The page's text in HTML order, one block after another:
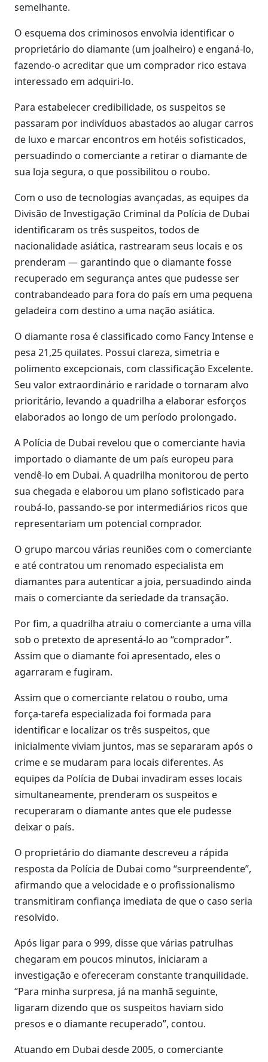
semelhante.
O esquema dos criminosos envolvia identificar o
proprietário do diamante (um joalheiro) e enganá-lo,
fazendo-o acreditar que um comprador rico estava
interessado em adquiri-lo.
Para estabelecer credibilidade, os suspeitos se
passaram por indivíduos abastados ao alugar carros
de luxo e marcar encontros em hotéis sofisticados,
persuadindo o comerciante a retirar o diamante de
sua loja segura, o que possibilitou o roubo.
Com o uso de tecnologias avançadas, as equipes da
Divisão de Investigação Criminal da Polícia de Dubai
identificaram os três suspeitos, todos de
nacionalidade asiática, rastrearam seus locais e os
prenderam — garantindo que o diamante fosse
recuperado em segurança antes que pudesse ser
contrabandeado para fora do país em uma pequena
geladeira com destino a uma nação asiática.
O diamante rosa é classificado como Fancy Intense e
pesa 21,25 quilates. Possui clareza, simetria e
polimento excepcionais, com classificação Excelente.
Seu valor extraordinário e raridade o tornaram alvo
prioritário, levando a quadrilha a elaborar esforços
elaborados ao longo de um período prolongado.
A Polícia de Dubai revelou que o comerciante havia
importado o diamante de um país europeu para
vendê-lo em Dubai. A quadrilha monitorou de perto
sua chegada e elaborou um plano sofisticado para
roubá-lo, passando-se por intermediários ricos que
representariam um potencial comprador.
O grupo marcou várias reuniões com o comerciante
e até contratou um renomado especialista em
diamantes para autenticar a joia, persuadindo ainda
mais o comerciante da seriedade da transação.
Por fim, a quadrilha atraiu o comerciante a uma villa
sob o pretexto de apresentá-lo ao “comprador”.
Assim que o diamante foi apresentado, eles o
agarraram e fugiram.
Assim que o comerciante relatou o roubo, uma
força-tarefa especializada foi formada para
identificar e localizar os três suspeitos, que
inicialmente viviam juntos, mas se separaram após o
crime e se mudaram para locais diferentes. As
equipes da Polícia de Dubai invadiram esses locais
simultaneamente, prenderam os suspeitos e
recuperaram o diamante antes que ele pudesse
deixar o país.
O proprietário do diamante descreveu a rápida
resposta da Polícia de Dubai como “surpreendente”,
afirmando que a velocidade e o profissionalismo
transmitiram confiança imediata de que o caso seria
resolvido.
Após ligar para o 999, disse que várias patrulhas
chegaram em poucos minutos, iniciaram a
investigação e ofereceram constante tranquilidade.
“Para minha surpresa, já na manhã seguinte,
ligaram dizendo que os suspeitos haviam sido
presos e o diamante recuperado”, contou.
Atuando em Dubai desde 2005, o comerciante